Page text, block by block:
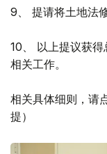
9、 提请将土地法
10、 以上提议获
相关工作。
相关具体细则，请
提）